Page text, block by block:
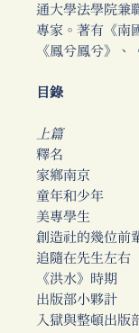
通大學法學院兼
專家。著有《南
《鳳兮鳳兮》、
目錄
上篇
釋名
家鄉南京
童年和少年
美專學生
創造社的幾位前
追隨在先生左右
《洪水》時期
出版部小夥計
入獄與整頓出版